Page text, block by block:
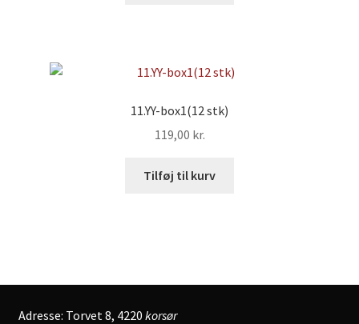
11.YY-box1(12 stk)
119,00 kr.
Tilføj til kurv
Adresse: Torvet 8, 4220 korsør